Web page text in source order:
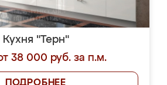
Кухня "Терн"
38 000 руб. за п.м.